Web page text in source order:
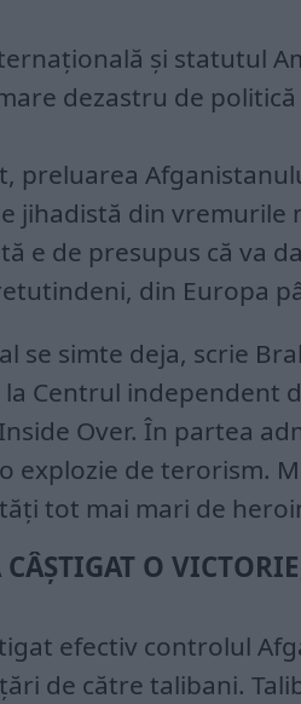
și statutul
dezastru de
preluarea
jihadistă din vremurile
e de presupus că va
din Europa
se simte deja, scrie
Centrul independent
Over. În partea
explozie de terorism.
tot mai mari de
O
efectiv controlul
de către talibani.